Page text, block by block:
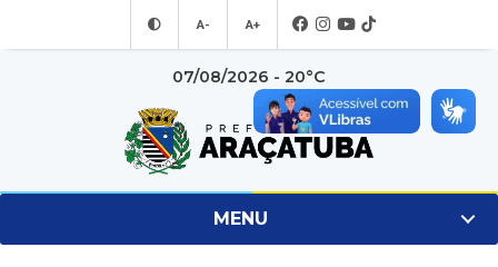
A- A+
07/08/2026 - 20°C
MENU